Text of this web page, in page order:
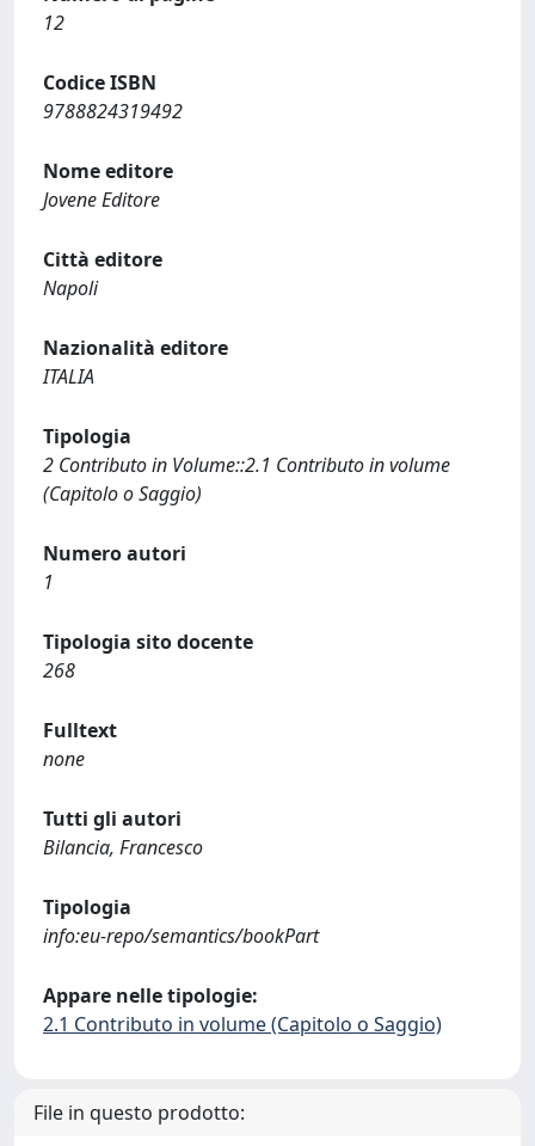
12
Codice ISBN
9788824319492
Nome editore
Jovene Editore
Città editore
Napoli
Nazionalità editore
ITALIA
Tipologia
2 Contributo in Volume::2.1 Contributo in volume
(Capitolo o Saggio)
Numero autori
1
Tipologia sito docente
268
Fulltext
none
Tutti gli autori
Bilancia, Francesco
Tipologia
info:eu-repo/semantics/bookPart
Appare nelle tipologie:
2.1 Contributo in volume (Capitolo o Saggio)
File in questo prodotto: